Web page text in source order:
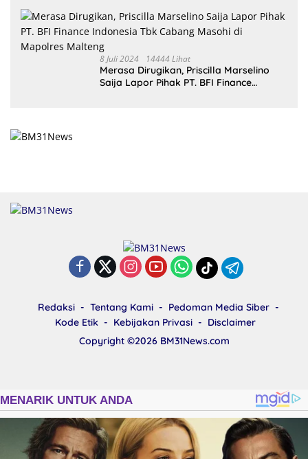
8 Juli 2024 14444 Lihat
Merasa Dirugikan, Priscilla Marselino
Saija Lapor Pihak PT. BFI Finance
Redaksi Tentang Kami
Pedoman Media Siber
Kode Etik
Kebijakan Privasi
Disclaimer
Copyright ©2026 BM31News.com